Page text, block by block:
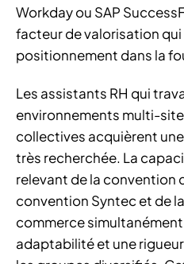
Workday ou SAP
facteur de valorisation
positionnement dans la
Les assistants RH qui
environnements multi-
collectives acquièrent
très recherchée. La
relevant de la convention
convention Syntec et de
commerce
adaptabilité et une